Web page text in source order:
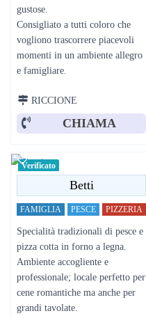
gustose.
Consigliato a tutti coloro che
vogliono trascorrere piacevoli
momenti in un ambiente allegro
e famigliare.
RICCIONE
CHIAMA
Verificato
Betti
FAMIGLIA PESCE PIZZERIA
Specialità tradizionali di pesce e
pizza cotta in forno a legna.
Ambiente accogliente e
professionale; locale perfetto per
cene romantiche ma anche per
grandi tavolate.